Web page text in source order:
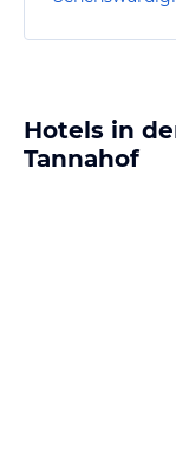
Hotels in
Tannahof